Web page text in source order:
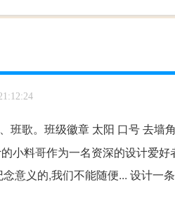
、班歌。班级徽章 太阳 口号 去墙
小料哥作为一名资深的设计爱
意义的,我们不能随便... 设计一